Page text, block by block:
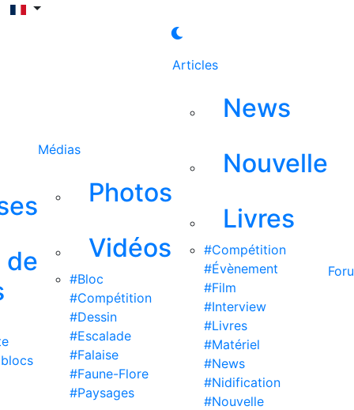
de
Médias
Photos
Vidéos
#Bloc
#Compétition
#Dessin
#Escalade
#Falaise
#Faune-Flore
#Paysages
Articles
News
Nouvelle
Livres
#Compétition
#Évènement
#Film
#Interview
#Livres
#Matériel
#News
#Nidification
#Nouvelle